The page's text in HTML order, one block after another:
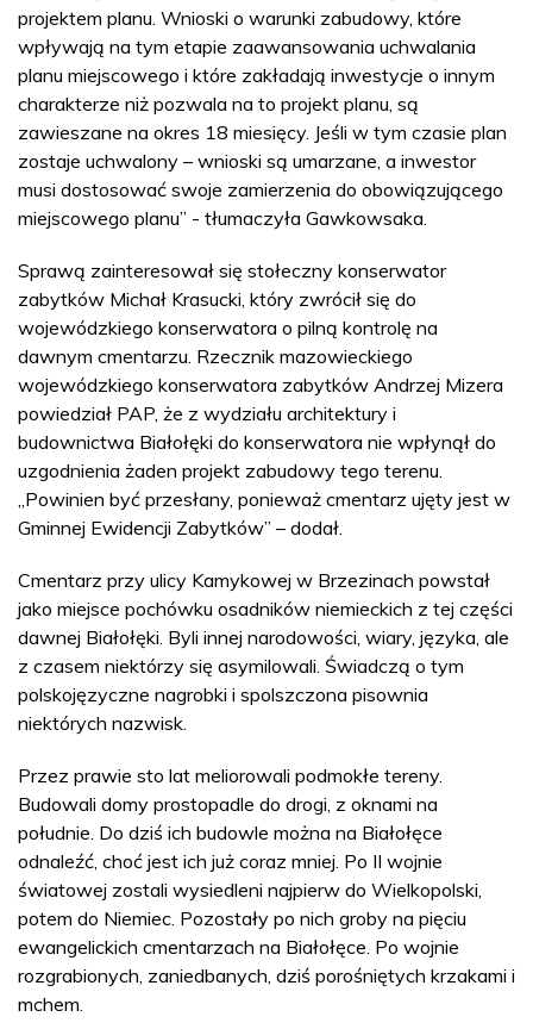
projektem planu. Wnioski o warunki zabudowy, które
wpływają na tym etapie zaawansowania uchwalania
planu miejscowego i które zakładają inwestycje o innym
charakterze niż pozwala na to projekt planu, są
zawieszane na okres 18 miesięcy. Jeśli w tym czasie plan
zostaje uchwalony – wnioski są umarzane, a inwestor
musi dostosować swoje zamierzenia do obowiązującego
miejscowego planu” - tłumaczyła Gawkowsaka.
Sprawą zainteresował się stołeczny konserwator
zabytków Michał Krasucki, który zwrócił się do
wojewódzkiego konserwatora o pilną kontrolę na
dawnym cmentarzu. Rzecznik mazowieckiego
wojewódzkiego konserwatora zabytków Andrzej Mizera
powiedział PAP, że z wydziału architektury i
budownictwa Białołęki do konserwatora nie wpłynął do
uzgodnienia żaden projekt zabudowy tego terenu.
„Powinien być przesłany, ponieważ cmentarz ujęty jest w
Gminnej Ewidencji Zabytków” – dodał.
Cmentarz przy ulicy Kamykowej w Brzezinach powstał
jako miejsce pochówku osadników niemieckich z tej części
dawnej Białołęki. Byli innej narodowości, wiary, języka, ale
z czasem niektórzy się asymilowali. Świadczą o tym
polskojęzyczne nagrobki i spolszczona pisownia
niektórych nazwisk.
Przez prawie sto lat meliorowali podmokłe tereny.
Budowali domy prostopadle do drogi, z oknami na
południe. Do dziś ich budowle można na Białołęce
odnaleźć, choć jest ich już coraz mniej. Po II wojnie
światowej zostali wysiedleni najpierw do Wielkopolski,
potem do Niemiec. Pozostały po nich groby na pięciu
ewangelickich cmentarzach na Białołęce. Po wojnie
rozgrabionych, zaniedbanych, dziś porośniętych krzakami i
mchem.